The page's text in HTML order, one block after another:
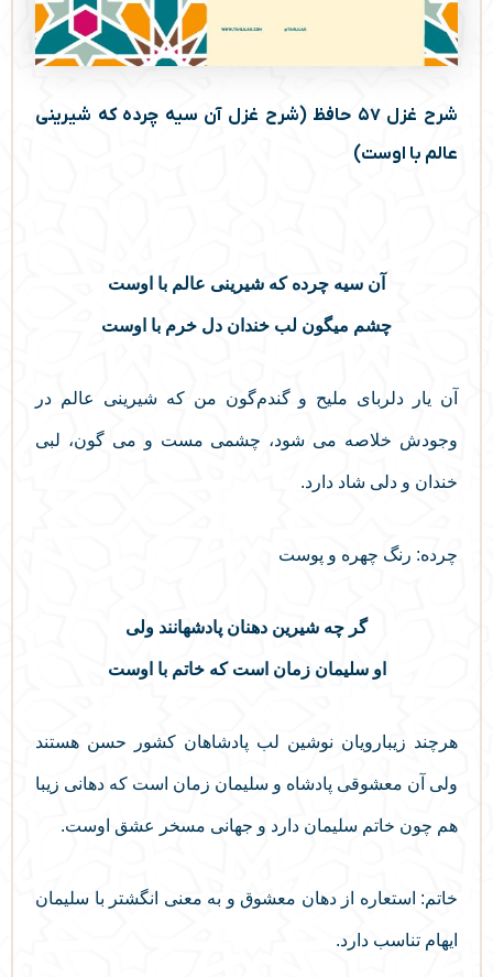
شرح غزل ۵۷ حافظ (شرح غزل آن سیه چرده که شیرینی
عالم با اوست)
آن سیه چرده که شیرینی عالم با اوست
چشم میگون لب خندان دل خرم با اوست
آن یار دلربای ملیح و گندم‌گون من که شیرینی عالم در
وجودش خلاصه می شود، چشمی مست و می گون، لبی
خندان و دلی شاد دارد.
چرده: رنگ چهره و پوست
گر چه شیرین دهنان پادشهانند ولی
او سلیمان زمان است که خاتم با اوست
هرچند زیبارویان نوشین لب پادشاهان کشور حسن هستند
ولی آن معشوقی پادشاه و سلیمان زمان است که دهانی زیبا
هم چون خاتم سلیمان دارد و جهانی مسخر عشق اوست.
خاتم: استعاره از دهان معشوق و به معنی انگشتر با سلیمان
ایهام تناسب دارد.